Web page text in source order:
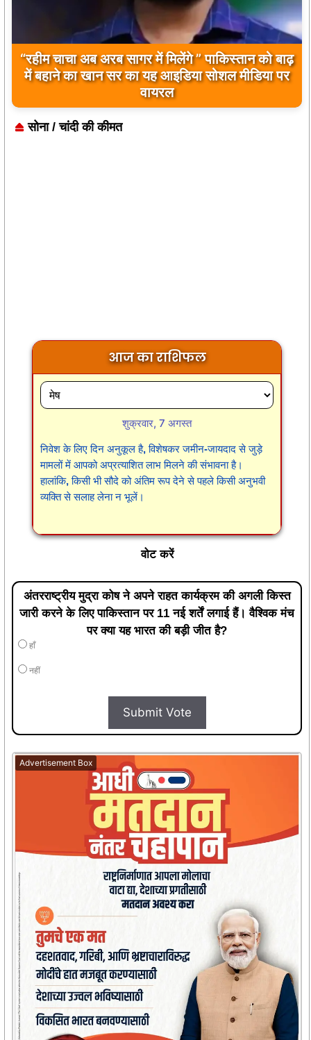
“रहीम चाचा अब अरब सागर में मिलेंगे ” पाकिस्तान को बाढ़
में बहाने का खान सर का यह आइडिया सोशल मीडिया पर
वायरल
सोना / चांदी की कीमत
आज का राशिफल
शुक्रवार, 7 अगस्त
निवेश के लिए दिन अनुकूल है, विशेषकर जमीन-जायदाद से जुड़े
मामलों में आपको अप्रत्याशित लाभ मिलने की संभावना है।
हालांकि, किसी भी सौदे को अंतिम रूप देने से पहले किसी अनुभवी
व्यक्ति से सलाह लेना न भूलें।
वोट करें
अंतरराष्ट्रीय मुद्रा कोष ने अपने राहत कार्यक्रम की अगली किस्त
जारी करने के लिए पाकिस्तान पर 11 नई शर्तें लगाई हैं। वैश्विक मंच
पर क्या यह भारत की बड़ी जीत है?
हाँ
नहीं
Submit Vote
Advertisement Box